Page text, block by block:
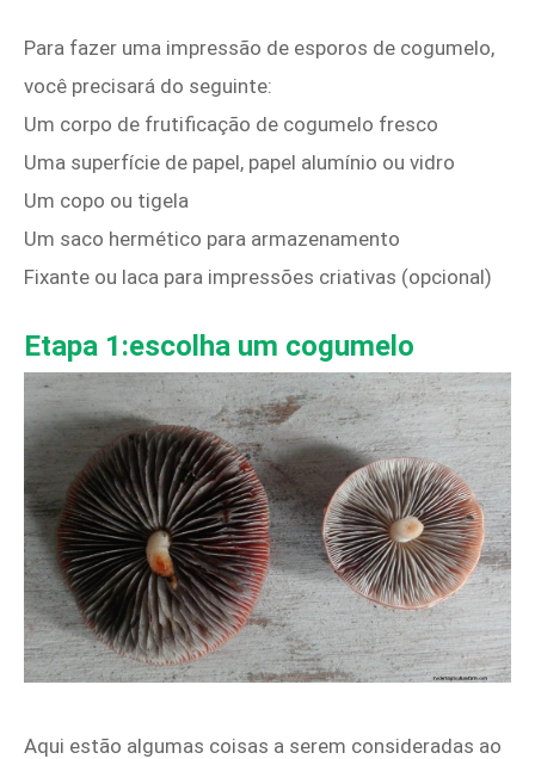
Para fazer uma impressão de esporos de cogumelo,
você precisará do seguinte:
Um corpo de frutificação de cogumelo fresco
Uma superfície de papel, papel alumínio ou vidro
Um copo ou tigela
Um saco hermético para armazenamento
Fixante ou laca para impressões criativas (opcional)
Etapa 1:escolha um cogumelo
Aqui estão algumas coisas a serem consideradas ao